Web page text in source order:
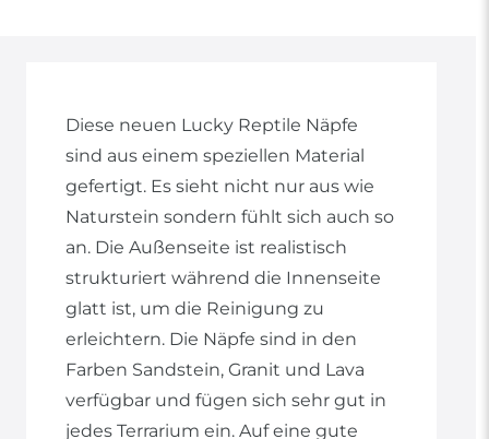
Diese neuen Lucky Reptile Näpfe
sind aus einem speziellen Material
gefertigt. Es sieht nicht nur aus wie
Naturstein sondern fühlt sich auch so
an. Die Außenseite ist realistisch
strukturiert während die Innenseite
glatt ist, um die Reinigung zu
erleichtern. Die Näpfe sind in den
Farben Sandstein, Granit und Lava
verfügbar und fügen sich sehr gut in
jedes Terrarium ein. Auf eine gute